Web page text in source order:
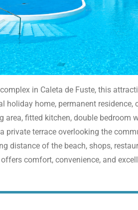
in Caleta de Fuste, this
holiday home, permanent residence,
area, fitted kitchen, double bedroom
private terrace overlooking the
distance of the beach, shops,
comfort, convenience, and